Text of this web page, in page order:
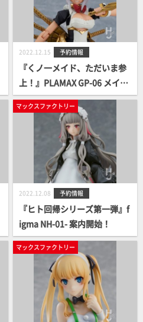
2022.12.15 予約情報
『くノ一メイド、ただいま参
上！』PLAMAX GP-06 メイド
ロイド・クオン 案内開始！
マックスファクトリー
2022.12.08 予約情報
『ヒト回帰シリーズ第一弾』f
igma NH-01- 案内開始！
マックスファクトリー